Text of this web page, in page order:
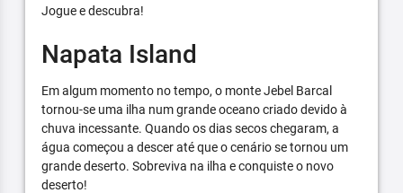
Jogue e descubra!
Napata Island
Em algum momento no tempo, o monte Jebel Barcal
tornou-se uma ilha num grande oceano criado devido à
chuva incessante. Quando os dias secos chegaram, a
água começou a descer até que o cenário se tornou um
grande deserto. Sobreviva na ilha e conquiste o novo
deserto!